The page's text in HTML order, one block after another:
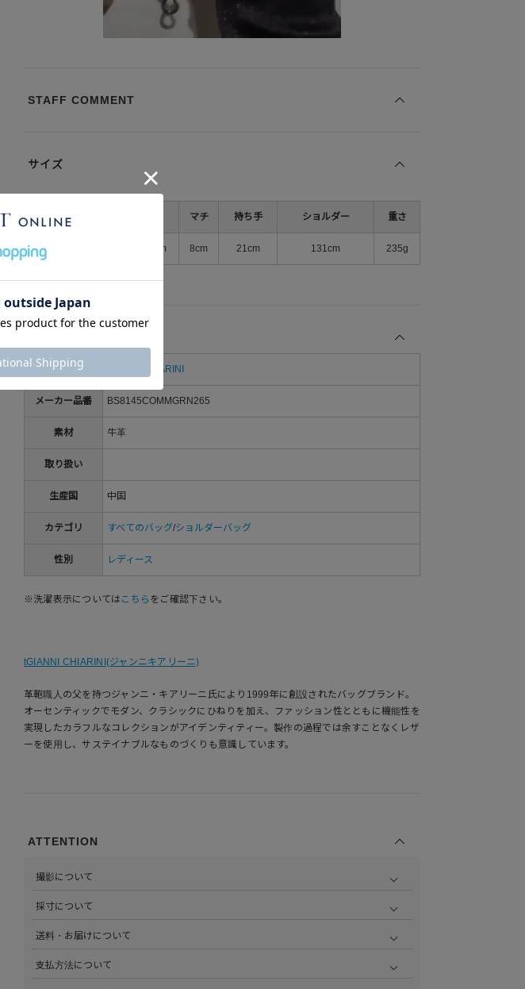
STAFF COMMENT
サイズ
サイズ マチ 持ち手 ショルダー 重さ
FREE 20cm 8cm 21cm 131cm 235g
ブランド GIANNI CHIARINI
メーカー品番 BS8145COMMGRN265
素材 牛革
取り扱い
生産国 中国
カテゴリ すべてのバッグ/ショルダーバッグ
性別 レディース
※洗濯表示については こちら をご確認下さい。
tGIANNI CHIARINI(ジャンニキアリーニ)
革鞄職人の父を持つジャンニ・キアリーニ氏により1999年に創設されたバッグブランド。
オーセンティックでモダン、クラシックにひねりを加え、ファッション性とともに機能性を
実現したカラフルなコレクションがアイデンティティー。製作の過程では余すことなくレザ
ーを使用し、サステイナブルなものづくりも意識しています。
ATTENTION
撮影について
心がけています。詳しくは
採寸について
部サイズタブか、または
送料・お届けについて
ださい。
支払方法について